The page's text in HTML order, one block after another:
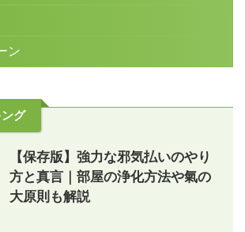
ン
グ
【保存版】強力な邪気払いのやり
方と真言｜部屋の浄化方法や氣の
大原則も解説